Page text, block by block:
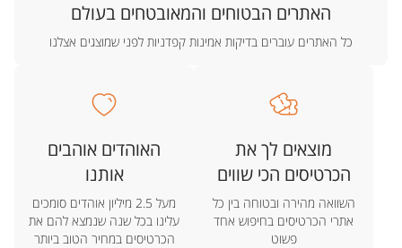
האתרים הבטוחים והמאובטחים בעולם
כל האתרים עוברים בדיקות אמינות קפדניות לפני שמוצגים אצלנו
מוצאים לך את
הכרטיסים הכי שווים
השוואה מהירה ובטוחה בין כל
אתרי הכרטיסים בחיפוש אחד
פשוט
האוהדים אוהבים
אותנו
מעל 2.5 מיליון אוהדים סומכים
עלינו בכל שנה שנמצא להם את
הכרטיסים במחיר הטוב ביותר